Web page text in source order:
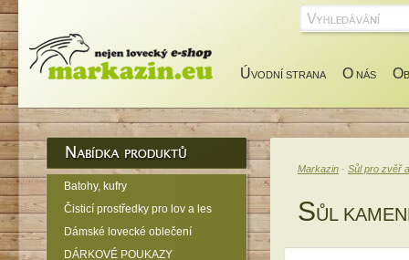
O
O NÁS
ÚVODNÍ STRANA
Markazin · Sůl pro zvěř
SŮL
Batohy, kufry
Čisticí prostředky pro lov a les
Dámské lovecké oblečení
DÁRKOVÉ POUKAZY